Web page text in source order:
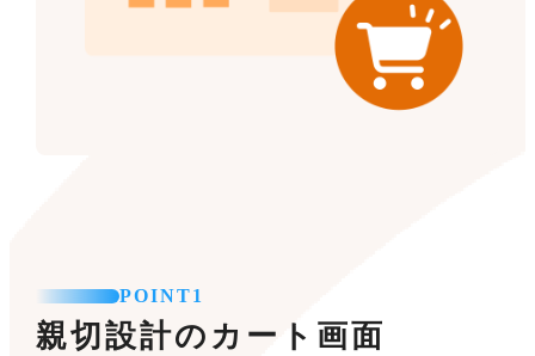
POINT1
親切設計のカート画面